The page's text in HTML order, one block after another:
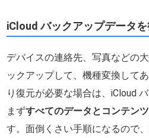
iCloud バックアップデータ
デバイスの連絡先、写真などの
ックアップして、機種変換して
り復元が必要な場合は、iCloud
まずすべてのデータとコンテン
す。面倒くさい手順になるので